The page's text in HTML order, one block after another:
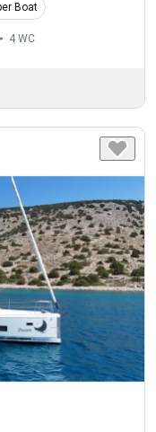
Boat
4 WC